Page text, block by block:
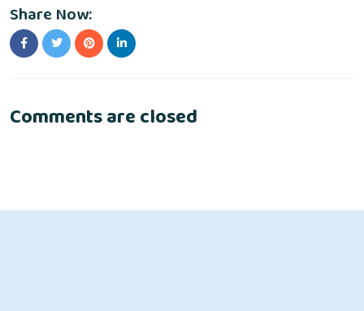
Share Now:
Comments are closed